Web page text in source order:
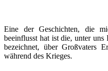
Eine der Geschichten, die
beeinflusst hat ist die, unter uns
bezeichnet, über Großvaters
während des Krieges.